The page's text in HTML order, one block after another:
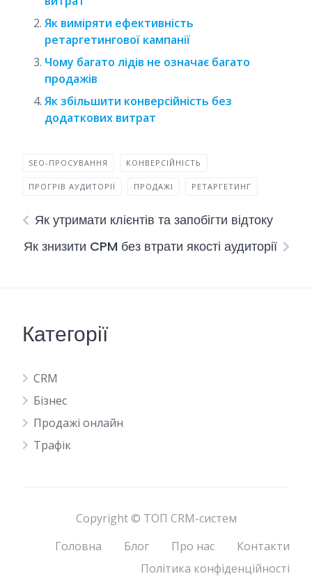
Як виміряти ефективність
ретаргетингової кампанії
Чому багато лідів не означає багато
продажів
Як збільшити конверсійність без
додаткових витрат
SEO-ПРОСУВАННЯ КОНВЕРСІЙНІСТЬ
ПРОГРІВ АУДИТОРІЇ ПРОДАЖІ РЕТАРГЕТИНГ
Як утримати клієнтів та запобігти відтоку
Як знизити CPM без втрати якості аудиторії
Категорії
CRM
Бізнес
Продажі онлайн
Трафік
Copyright © ТОП CRM-систем
Головна
Блог Про нас
Контакти
Політика конфіденційності